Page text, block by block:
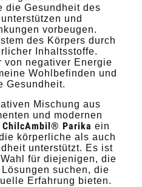
die Gesundheit des
und
vorbeugen.
des Körpers durch
Inhaltsstoffe.
von negativer Energie
Wohlbefinden und
Gesundheit.
Mischung aus
und modernen
ChilcAmbil® Parika ein
körperliche als auch
unterstützt. Es ist
für diejenigen, die
suchen, die
Erfahrung bieten.